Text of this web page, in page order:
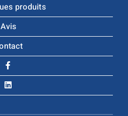
produits
Avis